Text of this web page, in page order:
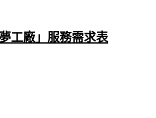
工廠」服務需求表